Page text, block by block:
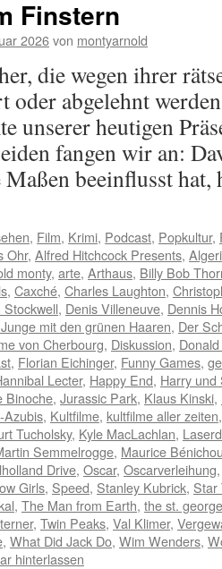
Finstern
2026von montyarnold
die wegen ihrer
oder abgelehnt
unserer heutigen
fangen wir an:
beeinflusst
, Film, Krimi, Podcast, Popkultur,
Ohr, Alfred Hitchcock Presents,
monty, arte, Arthaus, Billy Bob
, Caxché, Charles Laughton,
Stockwell, Denis Villeneuve, Dennis
mit den grünen Haaren, Der
von Cherbourg, Diskussion,
, Florian Eichinger, Funny Games,
Lecter, Happy End, Harry und
Binoche, Jurassic Park, Klaus Kinski,
Azubis, Kultfilme, kultfilme aller zeiten
Tucholsky, Kyle MacLachlan,
Semmelrogge, Maurice
Drive, Oscar, Oscarverleihung
Girls, Speed, Stanley Kubrick, Star
, The Man from Earth, the st.
, Twin Peaks, Val Klimer,
, What Did Jack Do, Wim Wenders,
hinterlassen